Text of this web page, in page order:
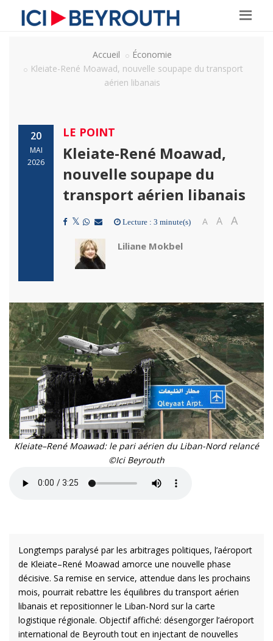
Accueil
Économie
Kleiate-René Moawad, nouvelle soupape du transport
aérien libanais
20
MAI
2026
LE POINT
Kleiate-René Moawad,
nouvelle soupape du
transport aérien libanais
Lecture : 3 minute(s) A A A
Liliane Mokbel
Kleiate–René Moawad: le pari aérien du Liban-Nord relancé
©Ici Beyrouth
Longtemps paralysé par les arbitrages politiques, l’aéroport
de Kleiate–René Moawad amorce une nouvelle phase
décisive. Sa remise en service, attendue dans les prochains
mois, pourrait rebattre les équilibres du transport aérien
libanais et repositionner le Liban-Nord sur la carte
logistique régionale. Objectif affiché: désengorger l’aéroport
international de Beyrouth tout en injectant de nouvelles